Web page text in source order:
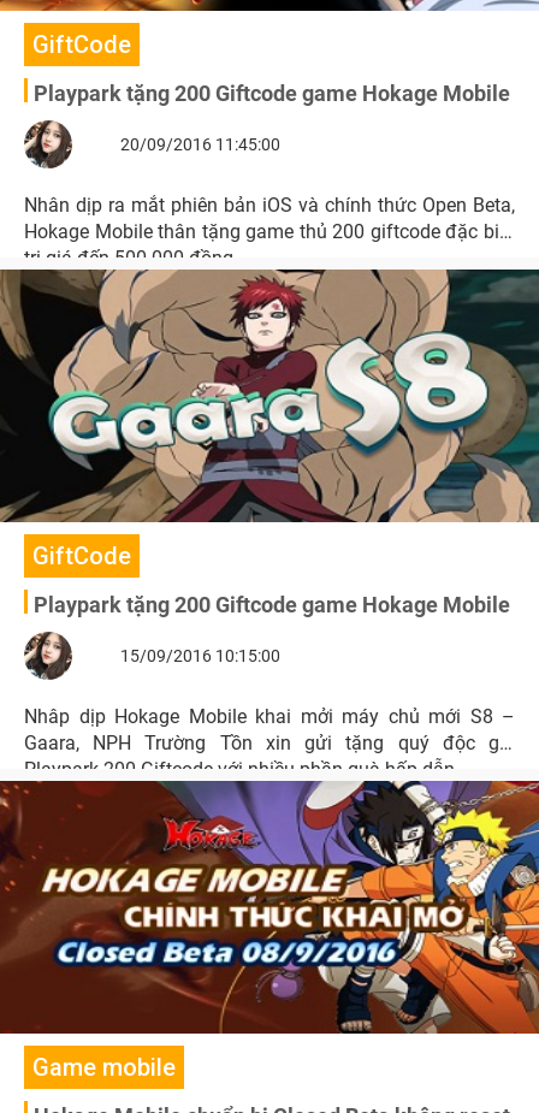
GiftCode
Playpark tặng 200 Giftcode game Hokage Mobile
20/09/2016 11:45:00
Nhân dịp ra mắt phiên bản iOS và chính thức Open Beta,
Hokage Mobile thân tặng game thủ 200 giftcode đặc biệt
trị giá đến 500.000 đồng.
GiftCode
Playpark tặng 200 Giftcode game Hokage Mobile
15/09/2016 10:15:00
Nhâp dịp Hokage Mobile khai mởi máy chủ mới S8 –
Gaara, NPH Trường Tồn xin gửi tặng quý độc giả
Playpark 200 Giftcode với nhiều phần quà hấp dẫn.
Game mobile